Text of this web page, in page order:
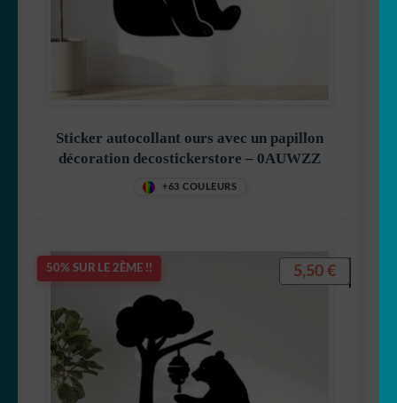
Sticker autocollant ours avec un papillon
décoration decostickerstore – 0AUWZZ
+63 COULEURS
50% SUR LE 2ÈME !! 5,50 €